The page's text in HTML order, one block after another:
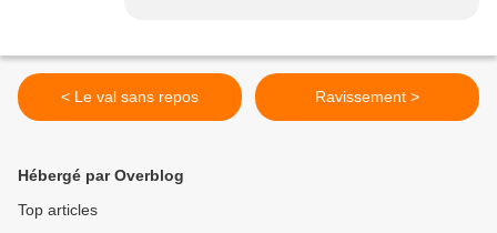
< Le val sans repos Ravissement >
Hébergé par Overblog
Top articles